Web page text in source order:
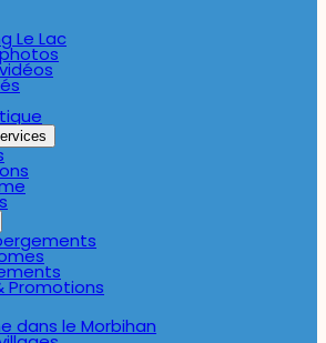
Le Lac
Promotions
dans le Morbihan